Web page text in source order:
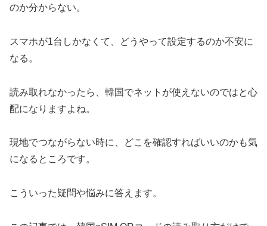
のか分からない。
スマホが1台しかなくて、どうやって設定するのか不安に
なる。
読み取れなかったら、韓国でネットが使えないのではと心
配になりますよね。
現地でつながらない時に、どこを確認すればいいのかも気
になるところです。
こういった疑問や悩みに答えます。